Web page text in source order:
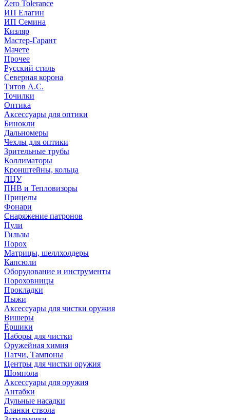
Zero Tolerance
ИП Елагин
ИП Семина
Кизляр
Мастер-Гарант
Мачете
Прочее
Русский стиль
Северная корона
Титов А.С.
Точилки
Оптика
Аксессуары для оптики
Бинокли
Дальномеры
Чехлы для оптики
Зрительные трубы
Коллиматоры
Кронштейны, кольца
ЛЦУ
ПНВ и Тепловизоры
Прицелы
Фонари
Снаряжение патронов
Пули
Гильзы
Порох
Матрицы, шеллхолдеры
Капсюли
Оборудование и инструменты
Пороховницы
Прокладки
Пыжи
Аксессуары для чистки оружия
Вишеры
Ёршики
Наборы для чистки
Оружейная химия
Патчи, Тампоны
Центры для чистки оружия
Шомпола
Аксессуары для оружия
Антабки
Дульные насадки
Бланки ствола